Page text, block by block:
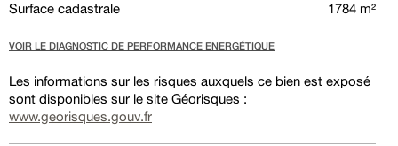
Surface cadastrale
1784 m²
VOIR LE DIAGNOSTIC DE PERFORMANCE ENERGÉTIQUE
Les informations sur les risques auxquels ce bien est exposé
sont disponibles sur le site Géorisques :
www.georisques.gouv.fr